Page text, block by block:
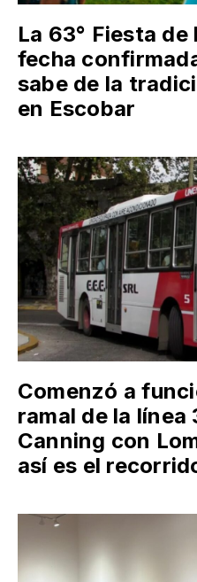
La 63° Fiesta
fecha
sabe de la
en Escobar
Comenzó a
ramal de la línea
Canning con
así es el